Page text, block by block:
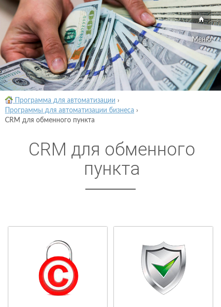
Меню
Программа для автоматизации ›
Программы для автоматизации бизнеса ›
CRM для обменного пункта
CRM для обменного
пункта